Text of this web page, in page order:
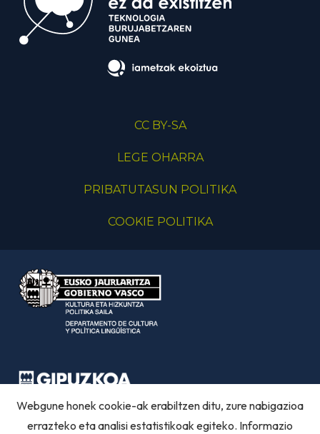
CC BY-SA
LEGE OHARRA
PRIBATUTASUN POLITIKA
COOKIE POLITIKA
Webgune honek cookie-ak erabiltzen ditu, zure nabigazioa
errazteko eta analisi estatistikoak egiteko. Informazio